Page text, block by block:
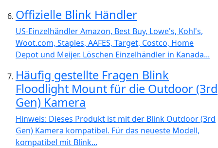
Offizielle Blink Händler
US-Einzelhändler Amazon, Best Buy, Lowe's, Kohl's,
Woot.com, Staples, AAFES, Target, Costco, Home
Depot und Meijer. Löschen Einzelhändler in Kanada...
Häufig gestellte Fragen Blink
Floodlight Mount für die Outdoor (3rd
Gen) Kamera
Hinweis: Dieses Produkt ist mit der Blink Outdoor (3rd
Gen) Kamera kompatibel. Für das neueste Modell,
kompatibel mit Blink...